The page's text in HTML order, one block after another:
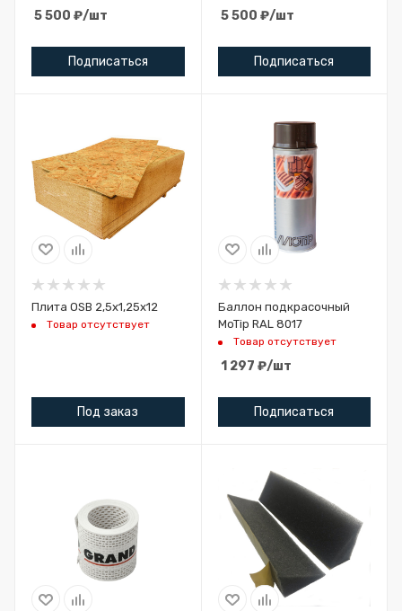
5 500 ₽/шт
Подписаться
5 500 ₽/шт
Подписаться
Плита OSB 2,5х1,25х12
Товар отсутствует
Под заказ
Баллон подкрасочный
MoTip RAL 8017
Товар отсутствует
1 297 ₽/шт
Подписаться